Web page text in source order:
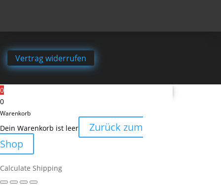
Vertrag widerrufen
0
0
Warenkorb
Dein Warenkorb ist leer
Zurück zum
Shop
Calculate Shipping